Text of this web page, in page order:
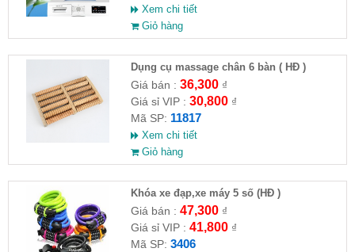
Xem chi tiết
Giỏ hàng
Dụng cụ massage chân 6 bàn ( HĐ )
Giá bán : 36,300₫
Giá sỉ VIP : 30,800₫
Mã SP: 11817
Xem chi tiết
Giỏ hàng
Khóa xe đạp,xe máy 5 số (HĐ )
Giá bán : 47,300₫
Giá sỉ VIP : 41,800₫
Mã SP: 3406